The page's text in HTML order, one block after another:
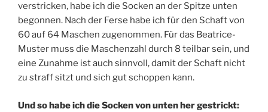
verstricken, habe ich die Socken an der Spitze unten
begonnen. Nach der Ferse habe ich für den Schaft von
60 auf 64 Maschen zugenommen. Für das Beatrice-
Muster muss die Maschenzahl durch 8 teilbar sein, und
eine Zunahme ist auch sinnvoll, damit der Schaft nicht
zu straff sitzt und sich gut schoppen kann.
Und so habe ich die Socken von unten her gestrickt: